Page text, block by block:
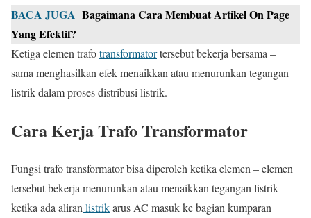
BACA JUGA Bagaimana Cara Membuat Artikel On Page
Yang Efektif?
Ketiga elemen trafotransformatortersebut bekerja bersama –
sama menghasilkan efek menaikkan atau menurunkan tegangan
listrik dalam proses distribusi listrik.
Cara Kerja Trafo Transformator
Fungsi trafo transformator bisa diperoleh ketika elemen – elemen
tersebut bekerja menurunkan atau menaikkan tegangan listrik
ketika ada aliran listrikarus AC masuk ke bagian kumparan